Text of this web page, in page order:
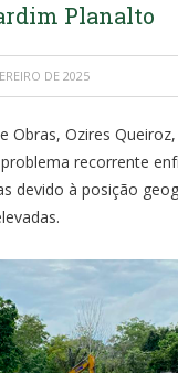
Planalto
DE 2025
Obras, Ozires
recorrente
devido à posição